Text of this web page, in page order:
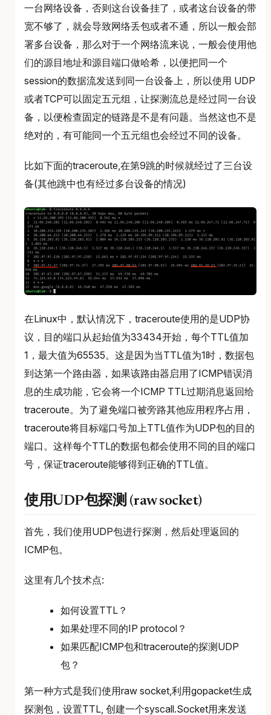
一台网络设备，否则这台设备挂了，或者这台设备的带
宽不够了，就会导致网络丢包或者不通，所以一般会部
署多台设备，那么对于一个网络流来说，一般会使用他
们的源目地址和源目端口做哈希，以便把同一个
session的数据流发送到同一台设备上，所以使用 UDP
或者TCP可以固定五元组，让探测流总是经过同一台设
备，以便检查固定的链路是不是有问题。当然这也不是
绝对的，有可能同一个五元组也会经过不同的设备。
比如下面的traceroute,在第9跳的时候就经过了三台设
备(其他跳中也有经过多台设备的情况)
在Linux中，默认情况下，traceroute使用的是UDP协
议，目的端口从起始值为33434开始，每个TTL值加
1，最大值为65535。这是因为当TTL值为1时，数据包
到达第一个路由器，如果该路由器启用了ICMP错误消
息的生成功能，它会将一个ICMP TTL过期消息返回给
traceroute。为了避免端口被旁路其他应用程序占用，
traceroute将目标端口号加上TTL值作为UDP包的目的
端口。这样每个TTL的数据包都会使用不同的目的端口
号，保证traceroute能够得到正确的TTL值。
使用UDP包探测 (raw socket)
首先，我们使用UDP包进行探测，然后处理返回的
ICMP包。
这里有几个技术点:
如何设置TTL？
如果处理不同的IP protocol？
如果匹配ICMP包和traceroute的探测UDP
包？
第一种方式是我们使用raw socket,利用gopacket生成
探测包，设置TTL, 创建一个syscall.Socket用来发送